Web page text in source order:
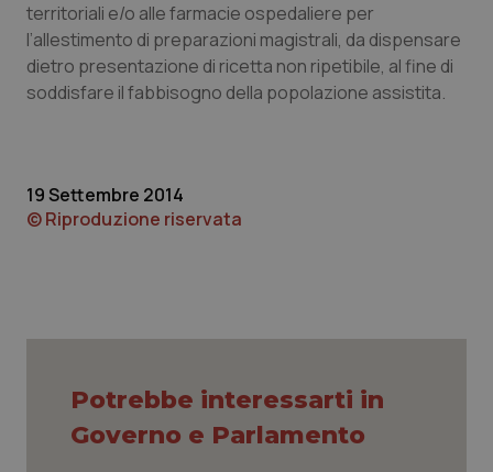
Piemonte
Provincia Autonoma di Bolzano
Puglia
HIV
Infezioni & Febbre
Malattie rare
territoriali e/o alle farmacie ospedaliere per
l’allestimento di preparazioni magistrali, da dispensare
dietro presentazione di ricetta non ripetibile, al fine di
soddisfare il fabbisogno della popolazione assistita.
19 Settembre 2014
© Riproduzione riservata
Potrebbe interessarti in
Governo e Parlamento